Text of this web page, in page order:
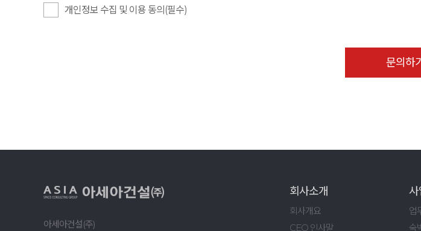
아세아건설은 수집한 개인정보를 다음의 목적을 위해 활용합니다.
개인정보 수집 및 이용 동의(필수)
문의하기
회사소개
회사개요
CEO 인사말
사
업
숙
아세아건설(주)